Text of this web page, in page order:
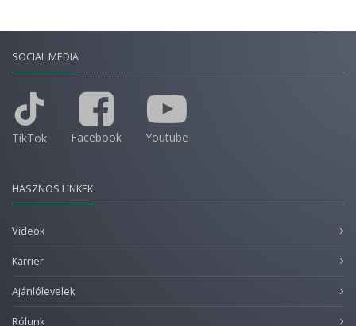
SOCIAL MEDIA
TikTok Facebook Youtube
HASZNOS LINKEK
Videók
Karrier
Ajánlólevelek
Rólunk